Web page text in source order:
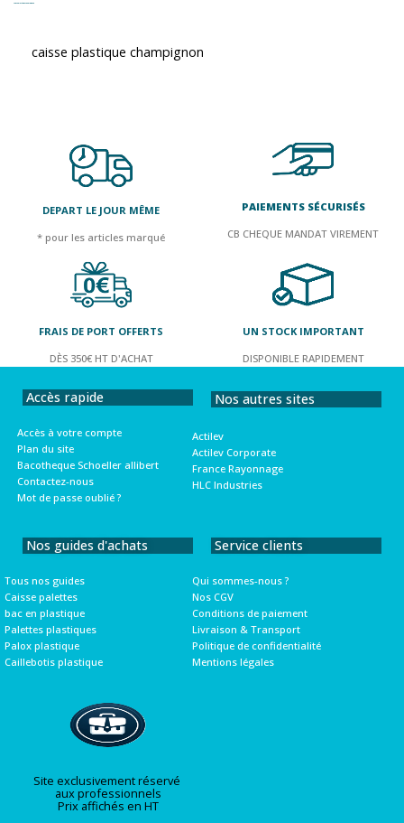
caisse plastique champignon
DEPART LE JOUR MÊME
* pour les articles marqué
PAIEMENTS SÉCURISÉS
CB CHEQUE MANDAT VIREMENT
FRAIS DE PORT OFFERTS
DÈS 350€ HT D'ACHAT
UN STOCK IMPORTANT
DISPONIBLE RAPIDEMENT
Accès rapide
Accès à votre compte
Plan du site
Bacotheque Schoeller allibert
Contactez-nous
Mot de passe oublié ?
Nos autres sites
Actilev
Actilev Corporate
France Rayonnage
HLC Industries
Nos guides d'achats
Tous nos guides
Caisse palettes
bac en plastique
Palettes plastiques
Palox plastique
Caillebotis plastique
Service clients
Qui sommes-nous ?
Nos CGV
Conditions de paiement
Livraison & Transport
Politique de confidentialité
Mentions légales
Site exclusivement réservé
aux professionnels
Prix affichés en HT